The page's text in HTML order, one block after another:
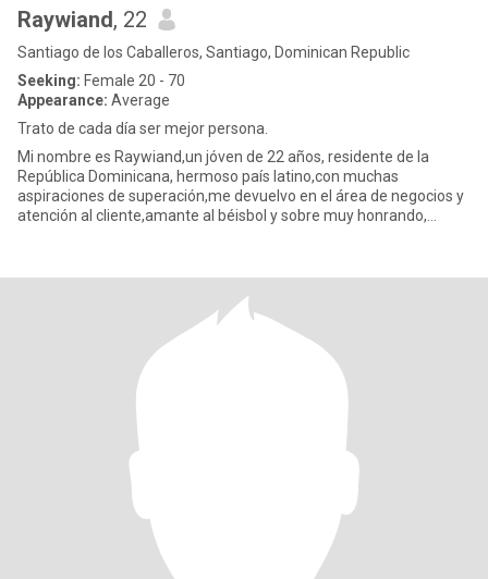
Raywiand, 22
Santiago de los Caballeros, Santiago, Dominican Republic
Seeking: Female 20 - 70
Appearance: Average
Trato de cada día ser mejor persona.
Mi nombre es Raywiand,un jóven de 22 años, residente de la
República Dominicana, hermoso país latino,con muchas
aspiraciones de superación,me devuelvo en el área de negocios y
atención al cliente,amante al béisbol y sobre muy honrando,